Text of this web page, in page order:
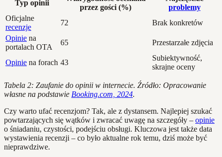
Typ opinii
przez gości (%)
problemy
Oficjalne
recenzje
72
Brak konkretów
Opinie na
portalach OTA
65 Przestarzałe zdjęcia
Opinie na forach 43
Subiektywność,
skrajne oceny
Tabela 2: Zaufanie do opinii w internecie. Źródło: Opracowanie
własne na podstawie Booking.com, 2024.
Czy warto ufać recenzjom? Tak, ale z dystansem. Najlepiej szukać
powtarzających się wątków i zwracać uwagę na szczegóły – opinie
o śniadaniu, czystości, podejściu obsługi. Kluczowa jest także data
wystawienia recenzji – co było aktualne rok temu, dziś może być
nieprawdziwe.